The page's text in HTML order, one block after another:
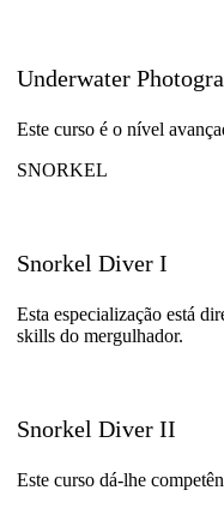
Underwater
Este curso é o nível
SNORKEL
Snorkel Diver I
Esta especialização está
skills do mergulhador.
Snorkel Diver II
Este curso dá-lhe